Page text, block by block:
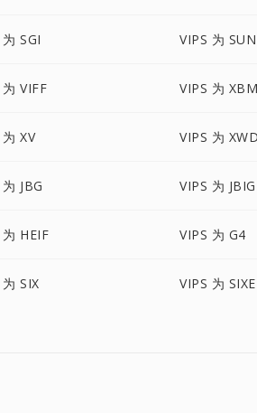
SGI VIPS 为 SUN
为 VIFF VIPS 为
XV VIPS 为
JBG VIPS 为 JBIG
为 HEIF VIPS 为 G4
SIX VIPS 为